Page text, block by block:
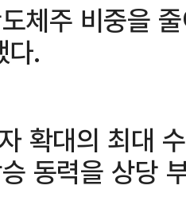
체주 비중을
다.
확대의 최대
동력을 상당